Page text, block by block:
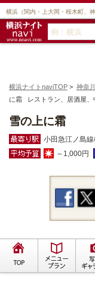
横浜（関内・上大岡・桜木町、
横浜ナイトnaviTOP > 神奈
に霜 レストラン、居酒屋、
雪の上に霜
小田急江ノ島
～1,000円